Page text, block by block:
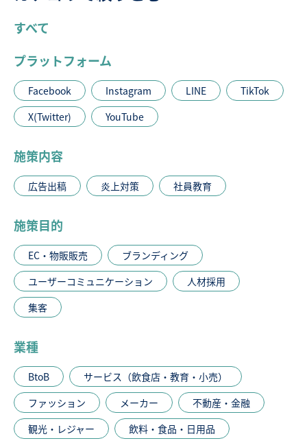
すべて
プラットフォーム
Facebook Instagram LINE
TikTok
X(Twitter)
YouTube
施策内容
広告出稿 炎上対策 社員教育
施策目的
EC・物販販売
ブランディング
ユーザーコミュニケーション
人材採用
集客
業種
BtoB
サービス（飲食店・教育・小売）
ファッション
メーカー
不動産・金融
観光・レジャー
飲料・食品・日用品